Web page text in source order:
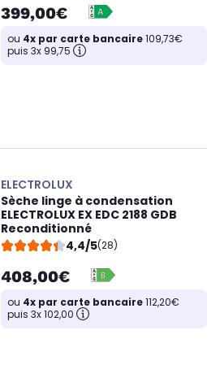
399,00€
ou 4x par carte bancaire109,73€
puis 3x 99,75
ELECTROLUX
Sèche linge à condensation
ELECTROLUX EX EDC 2188 GDB
Reconditionné
4,4/5(28)
408,00€
ou 4x par carte bancaire112,20€
puis 3x 102,00